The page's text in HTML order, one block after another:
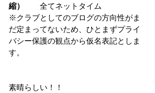
縮） 全てネットタイム
※クラブとしてのブログの方向性がま
だ定まってないため、ひとまずプライ
バシー保護の観点から仮名表記としま
す。
素晴らしい！！